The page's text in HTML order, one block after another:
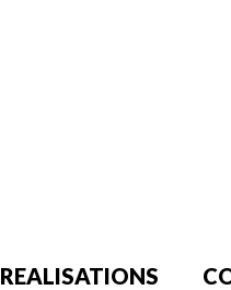
REALISATIONS